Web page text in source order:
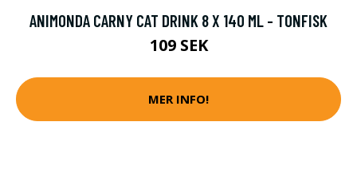
ANIMONDA CARNY CAT DRINK 8 X 140 ML - TONFISK
109 SEK
MER INFO!